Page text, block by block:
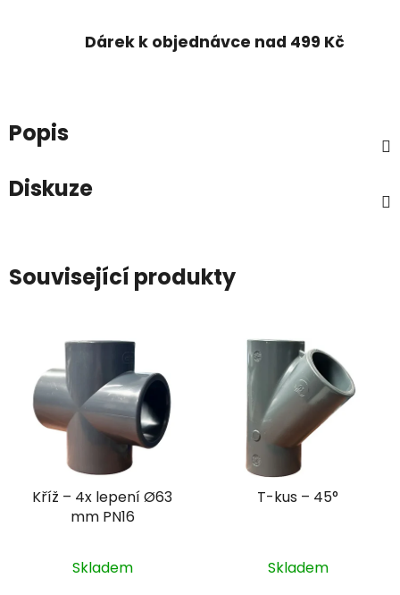
Dárek k objednávce nad 499 Kč
Popis
Diskuze
Související produkty
Kříž – 4x lepení Ø63
mm PN16
Skladem
T-kus – 45°
Skladem